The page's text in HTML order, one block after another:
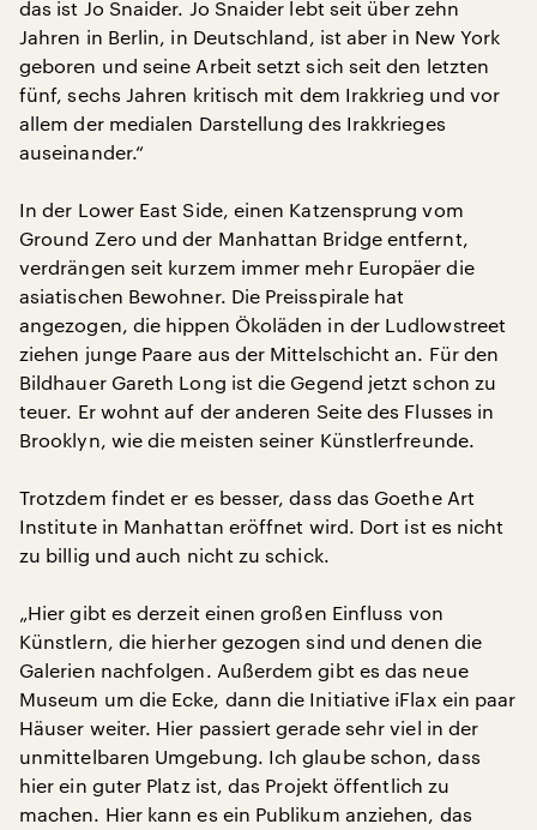
das ist Jo Snaider. Jo Snaider lebt seit über zehn
Jahren in Berlin, in Deutschland, ist aber in New York
geboren und seine Arbeit setzt sich seit den letzten
fünf, sechs Jahren kritisch mit dem Irakkrieg und vor
allem der medialen Darstellung des Irakkrieges
auseinander.“
In der Lower East Side, einen Katzensprung vom
Ground Zero und der Manhattan Bridge entfernt,
verdrängen seit kurzem immer mehr Europäer die
asiatischen Bewohner. Die Preisspirale hat
angezogen, die hippen Ökoläden in der Ludlowstreet
ziehen junge Paare aus der Mittelschicht an. Für den
Bildhauer Gareth Long ist die Gegend jetzt schon zu
teuer. Er wohnt auf der anderen Seite des Flusses in
Brooklyn, wie die meisten seiner Künstlerfreunde.
Trotzdem findet er es besser, dass das Goethe Art
Institute in Manhattan eröffnet wird. Dort ist es nicht
zu billig und auch nicht zu schick.
„Hier gibt es derzeit einen großen Einfluss von
Künstlern, die hierher gezogen sind und denen die
Galerien nachfolgen. Außerdem gibt es das neue
Museum um die Ecke, dann die Initiative iFlax ein paar
Häuser weiter. Hier passiert gerade sehr viel in der
unmittelbaren Umgebung. Ich glaube schon, dass
hier ein guter Platz ist, das Projekt öffentlich zu
machen. Hier kann es ein Publikum anziehen, das